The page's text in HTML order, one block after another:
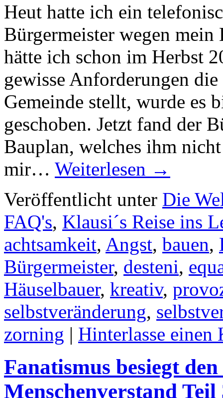
Heut hatte ich ein
Bürgermeister wegen
hätte ich schon im Herbst
gewisse Anforderungen
Gemeinde stellt, wurde es
geschoben. Jetzt fand der
Bauplan, welches ihm
mir… Weiterlesen →
Veröffentlicht unter Die
FAQ's, Klausi´s Reise ins
achtsamkeit, Angst, bauen,
Bürgermeister, desteni,
Häuselbauer, kreativ,
selbstveränderung,
zorning | Hinterlasse einen
Fanatismus besiegt
Menschenverstand Teil